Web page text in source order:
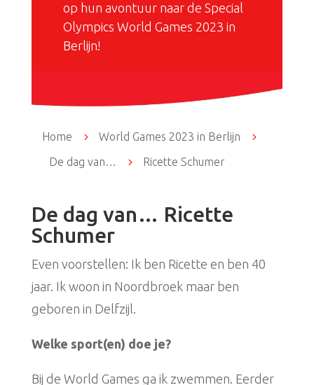
op hun avontuur naar de Special
Olympics World Games 2023 in
Berlijn!
Home 5 World Games 2023 in Berlijn
5
De dag van…
5 Ricette Schumer
De dag van… Ricette
Schumer
Even voorstellen: Ik ben Ricette en ben 40
jaar. Ik woon in Noordbroek maar ben
geboren in Delfzijl.
Welke sport(en) doe je?
Bij de World Games ga ik zwemmen. Eerder